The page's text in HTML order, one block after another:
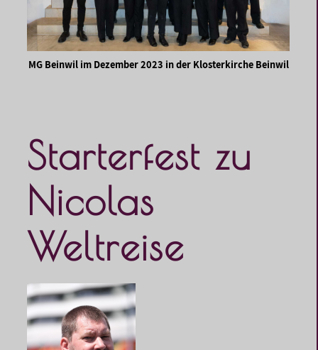
MG Beinwil im Dezember 2023 in der Klosterkirche Beinwil
Starterfest zu
Nicolas
Weltreise